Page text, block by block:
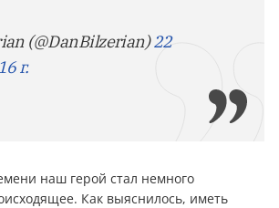
(@DanBilzerian)22
г.
наш герой стал немного
Как выяснилось, иметь